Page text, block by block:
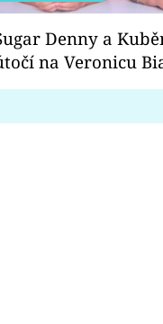
Denny a
na Veronicu
je podle nich